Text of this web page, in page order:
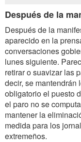
Después de la
Después de la
aparecido en la
conversaciones
lunes siguiente.
retirar o suavizar las
decir, se mantendrán
obligatorio el puesto
el paro no se
mantener la
medida para los
extremeños.